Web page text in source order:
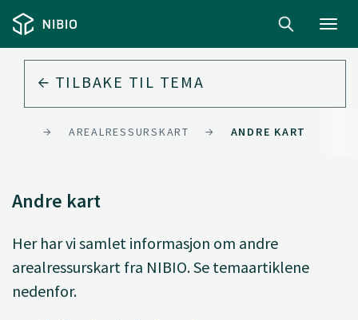
TILBAKE TIL TEMA
AREALRESSURSKART ANDRE KART
Andre kart
Her har vi samlet informasjon om andre
arealressurskart fra NIBIO. Se temaartiklene
nedenfor.